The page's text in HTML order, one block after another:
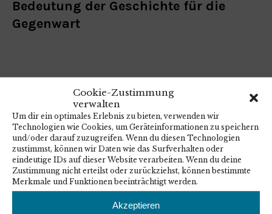
Cookie-Zustimmung
verwalten
Um dir ein optimales Erlebnis zu bieten, verwenden wir
Technologien wie Cookies, um Geräteinformationen zu speichern
und/oder darauf zuzugreifen. Wenn du diesen Technologien
zustimmst, können wir Daten wie das Surfverhalten oder
eindeutige IDs auf dieser Website verarbeiten. Wenn du deine
Zustimmung nicht erteilst oder zurückziehst, können bestimmte
Merkmale und Funktionen beeinträchtigt werden.
Akzeptieren
Bedeutung der Geschichte für die
Gegenwart
ConAct bietet gemeinsam mit der
Evangelischen Akademie Sachsen-
Anhalt am 9. November 2023
Kooperationsveranstaltungen im
Rahmen von 20 Jahren Bildungs- und
Aktionswochen gegen Antisemitismus